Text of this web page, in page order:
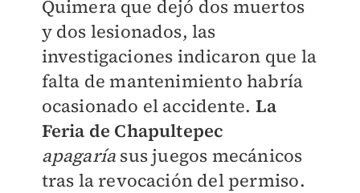
Quimera que dejó dos muertos
y dos lesionados, las
investigaciones indicaron que la
falta de mantenimiento habría
ocasionado el accidente. La
Feria de Chapultepec
apagaría sus juegos mecánicos
tras la revocación del permiso.